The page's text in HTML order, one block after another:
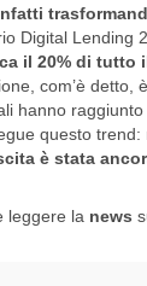
Digital
il 20% di tutto
com’è
hanno
questo
è stata
leggere la news